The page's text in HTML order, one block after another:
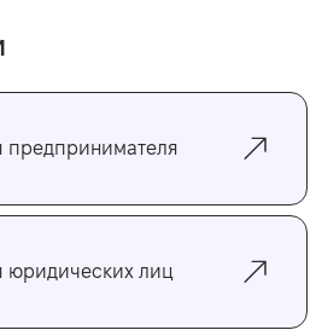
предпринимателя
юридических лиц